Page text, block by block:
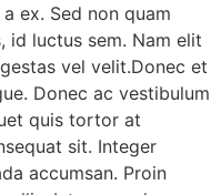
ex. Sed non quam
id luctus sem. Nam elit
vel velit.Donec et
Donec ac vestibulum
quis tortor at
sit. Integer
accumsan. Proin